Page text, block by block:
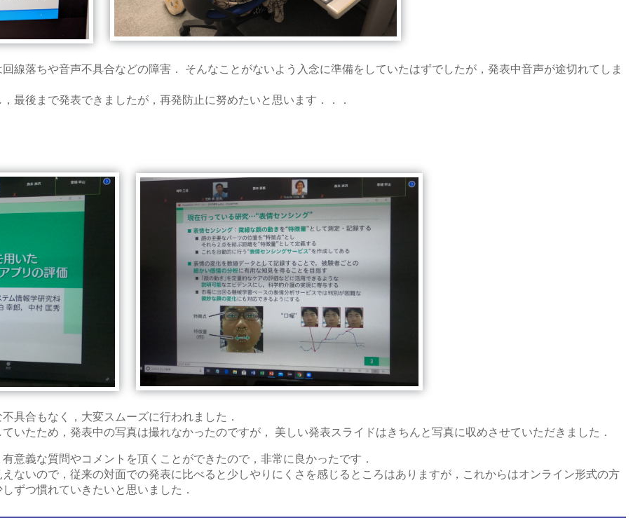
線落ちや音声不具合などの障害． そんなことがないよう入念に準備をしていたはずでしたが，発表中音声が途切れてしま
最後まで発表できましたが，再発防止に努めたいと思います．．．
具合もなく，大変スムーズに行われました．
いたため，発表中の写真は撮れなかったのですが， 美しい発表スライドはきちんと写真に収めさせていただきました．
意義な質問やコメントを頂くことができたので，非常に良かったです．
ないので，従来の対面での発表に比べると少しやりにくさを感じるところはありますが，これからはオンライン形式の方
ずつ慣れていきたいと思いました．